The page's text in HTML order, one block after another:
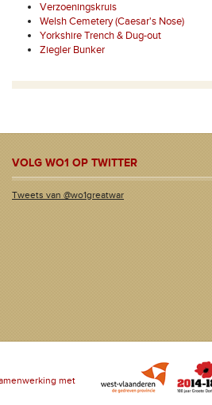
Verzoeningskruis
Welsh Cemetery (Caesar's Nose)
Yorkshire Trench & Dug-out
Ziegler Bunker
VOLG WO1 OP TWITTER
Tweets van @wo1greatwar
met